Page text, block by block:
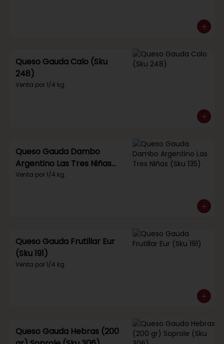
Queso Gauda Calo (Sku
248)
Venta por 1/4 kg.
Queso Gauda Dambo
Argentino Las Tres Niñas
(Sku 135)
Venta por 1/4 kg.
Queso Gauda Frutillar Eur
(Sku 191)
Venta por 1/4 kg.
Queso Gauda Hebras (200